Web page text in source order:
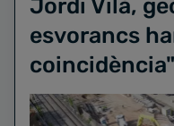
Jordi Vilà,
esvorancs
coincidència"